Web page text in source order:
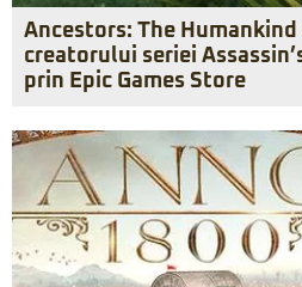
Ancestors: The
creatorului seriei
prin Epic Games Store